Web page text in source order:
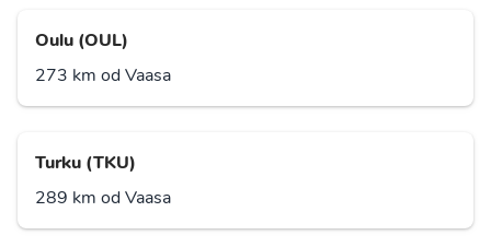
Oulu (OUL)
273 km od Vaasa
Turku (TKU)
289 km od Vaasa